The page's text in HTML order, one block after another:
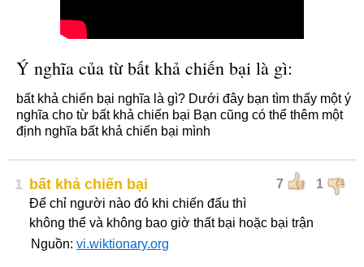
Ý nghĩa của từ bất khả chiến bại là gì:
bất khả chiến bại nghĩa là gì? Dưới đây bạn tìm thấy một ý
nghĩa cho từ bất khả chiến bại Bạn cũng có thể thêm một
định nghĩa bất khả chiến bại mình
1 7 1
bất khả chiến bại
Để chỉ người nào đó khi chiến đấu thì
không thể và không bao giờ thất bại hoặc bại trận
Nguồn: vi.wiktionary.org